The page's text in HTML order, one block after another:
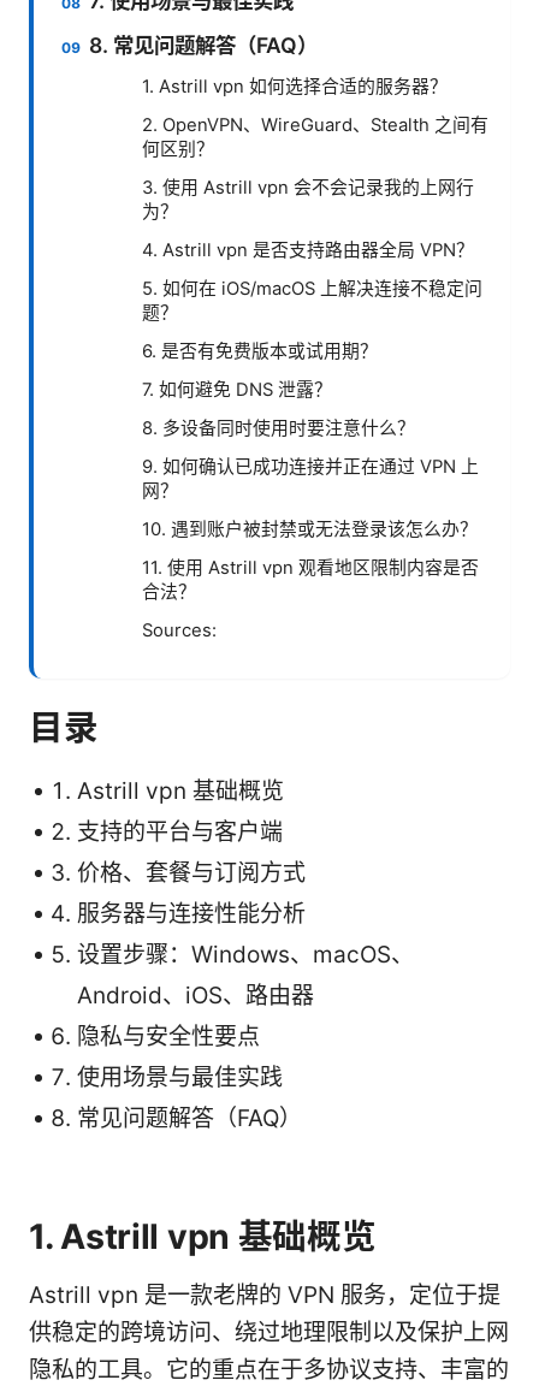
8. 常见问题解答（FAQ）
1. Astrill vpn 如何选择合适的服务器？
2. OpenVPN、WireGuard、Stealth 之间有
何区别？
3. 使用 Astrill vpn 会不会记录我的上网行
为？
4. Astrill vpn 是否支持路由器全局 VPN？
5. 如何在 iOS/macOS 上解决连接不稳定问
题？
6. 是否有免费版本或试用期？
7. 如何避免 DNS 泄露？
8. 多设备同时使用时要注意什么？
9. 如何确认已成功连接并正在通过 VPN 上
网？
10. 遇到账户被封禁或无法登录该怎么办？
11. 使用 Astrill vpn 观看地区限制内容是否
合法？
Sources:
目录
Astrill vpn 基础概览
支持的平台与客户端
价格、套餐与订阅方式
服务器与连接性能分析
设置步骤：Windows、macOS、
Android、iOS、路由器
隐私与安全性要点
使用场景与最佳实践
常见问题解答（FAQ）
1. Astrill vpn 基础概览
Astrill vpn 是一款老牌的 VPN 服务，定位于提
供稳定的跨境访问、绕过地理限制以及保护上网
隐私的工具。它的重点在于多协议支持、丰富的